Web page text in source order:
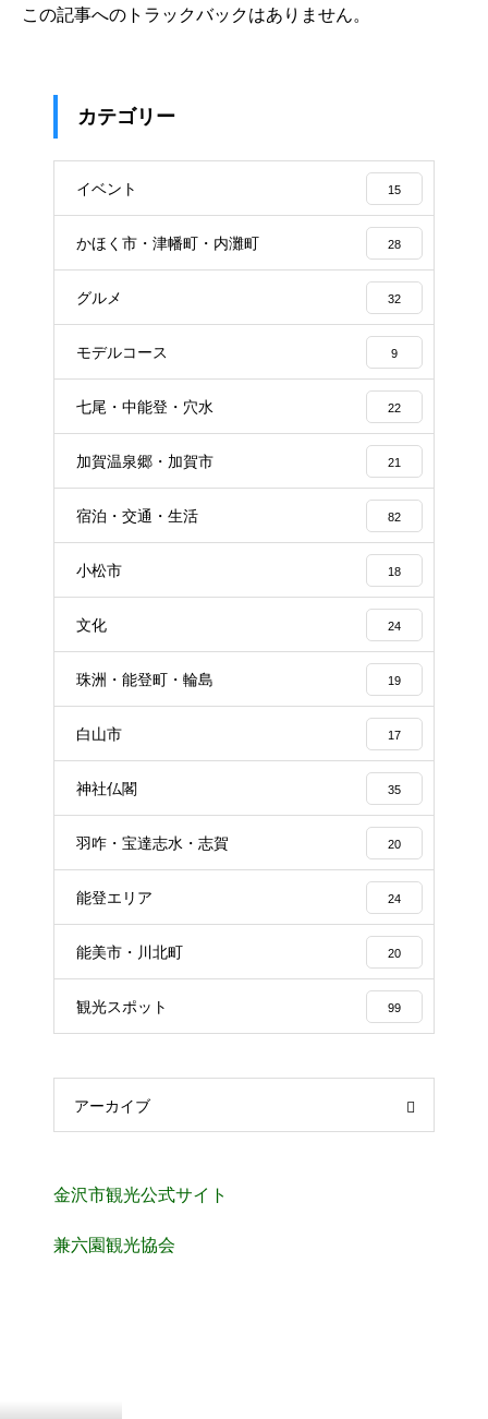
この記事へのトラックバックはありません。
カテゴリー
イベント 15
かほく市・津幡町・内灘町 28
グルメ 32
モデルコース 9
七尾・中能登・穴水 22
加賀温泉郷・加賀市 21
宿泊・交通・生活 82
小松市 18
文化 24
珠洲・能登町・輪島 19
白山市 17
神社仏閣 35
羽咋・宝達志水・志賀 20
能登エリア 24
能美市・川北町 20
観光スポット 99
アーカイブ
金沢市観光公式サイト
兼六園観光協会